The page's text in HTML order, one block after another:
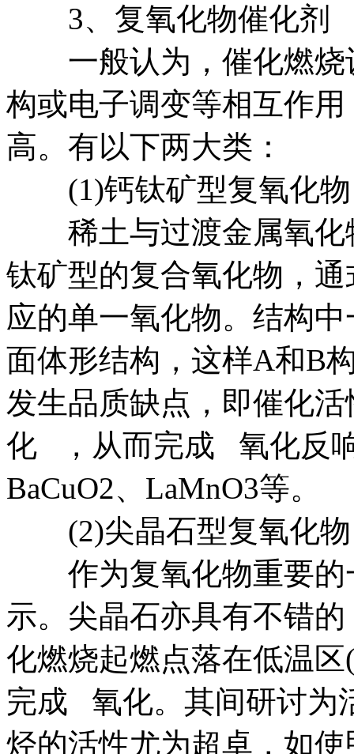
3、复氧化物催化剂
一般认为，催化燃烧
构或电子调变等相互作
高。有以下两大类：
(1)钙钛矿型复氧化物
稀土与过渡金属氧化
钛矿型的复合氧化物，
应的单一氧化物。结构
面体形结构，这样A和B
发生品质缺点，即催化
化 ，从而完成 氧化反
BaCuO2、LaMnO3等。
(2)尖晶石型复氧化物
作为复氧化物重要的
示。尖晶石亦具有不错
化燃烧起燃点落在低温
完成 氧化。其间研讨为
烃的活性尤为超卓，如